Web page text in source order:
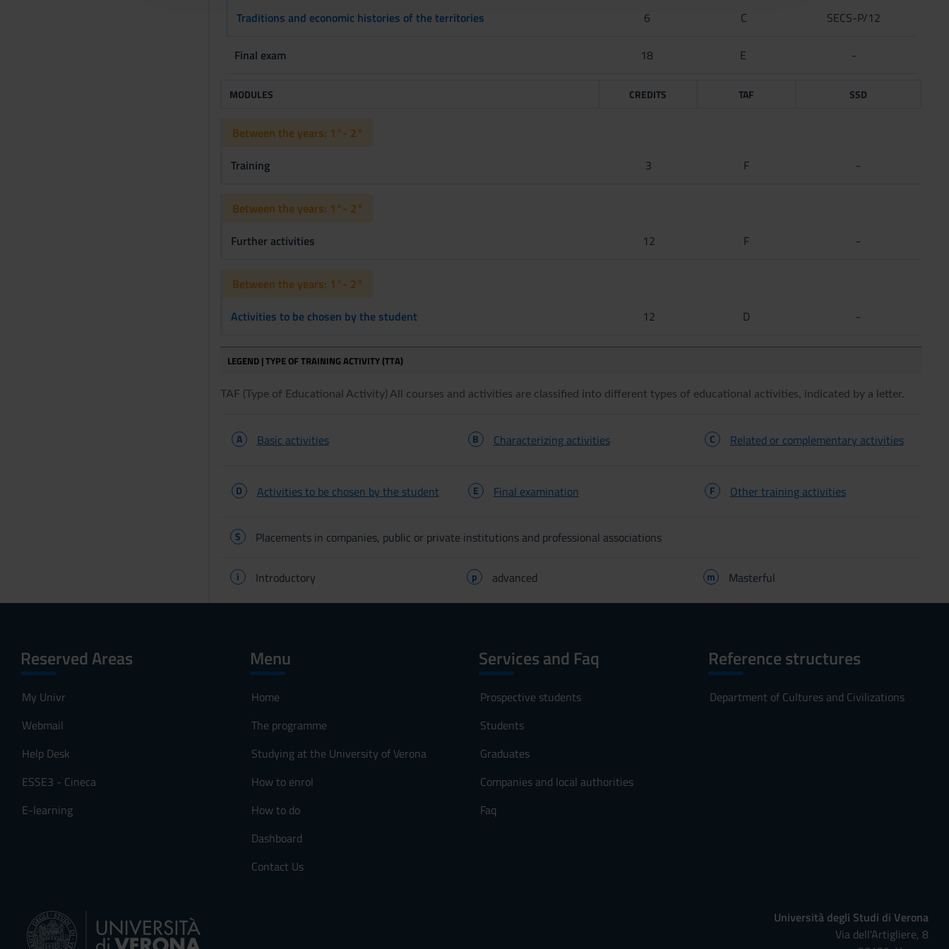
Traditions and economic histories of the territories 6 C SECS-P/12
Final exam 18 E -
MODULES CREDITS TAF SSD
Between the years: 1°- 2°
Training
3 F -
Between the years: 1°- 2°
Further activities
12 F -
Between the years: 1°- 2°
Activities to be chosen by the student
12 D -
LEGEND | TYPE OF TRAINING ACTIVITY (TTA)
TAF (Type of Educational Activity) All courses and activities are classified into different types of educational activities, indicated by a letter.
A Basic activities B Characterizing activities C Related or complementary activities
D Activities to be chosen by the student E Final examination F Other training activities
S Placements in companies, public or private institutions and professional associations
i Introductory p advanced m Masterful
Reserved Areas
My Univr
Webmail
Help Desk
ESSE3 - Cineca
E-learning
Menu
Home
The programme
Studying at the University of Verona
How to enrol
How to do
Dashboard
Contact Us
Services and Faq
Prospective students
Students
Graduates
Companies and local authorities
Faq
Reference structures
Department of Cultures and Civilizations
Università degli Studi di Verona
Via dell'Artigliere, 8